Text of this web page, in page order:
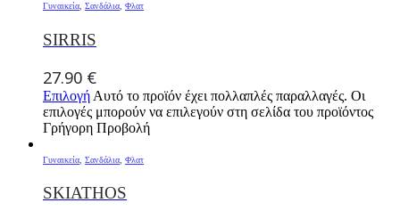
Γυναικεία, Σανδάλια, Φλατ
SIRRIS
27.90 €
Επιλογή Αυτό το προϊόν έχει πολλαπλές παραλλαγές. Οι
επιλογές μπορούν να επιλεγούν στη σελίδα του προϊόντος
Γρήγορη Προβολή
Γυναικεία Σανδάλια Φλατ
SKIATHOS